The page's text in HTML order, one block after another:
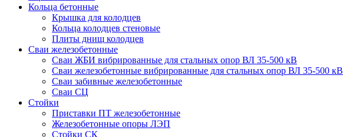
Кольца бетонные
Крышка для колодцев
Кольца колодцев стеновые
Плиты днищ колодцев
Сваи железобетонные
Сваи ЖБИ вибрированные для стальных опор ВЛ 35-500 кВ
Сваи железобетонные вибрированные для стальных опор ВЛ 35-500 кВ
Сваи забивные железобетонные
Сваи СЦ
Стойки
Приставки ПТ железобетонные
Железобетонные опоры ЛЭП
Стойки СК